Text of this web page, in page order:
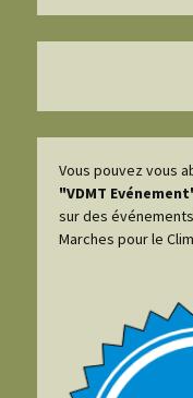
Vous pouvez vous
"VDMT
sur des
Marches pour le